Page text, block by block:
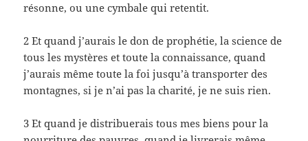
résonne, ou une cymbale qui retentit.
2 Et quand j’aurais le don de prophétie, la science de
tous les mystères et toute la connaissance, quand
j’aurais même toute la foi jusqu’à transporter des
montagnes, si je n’ai pas la charité, je ne suis rien.
3 Et quand je distribuerais tous mes biens pour la